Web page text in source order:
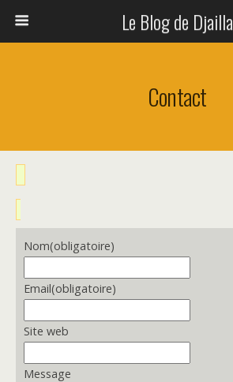
Le Blog de Djailla
Contact
Nom(obligatoire)
Email(obligatoire)
Site web
Message